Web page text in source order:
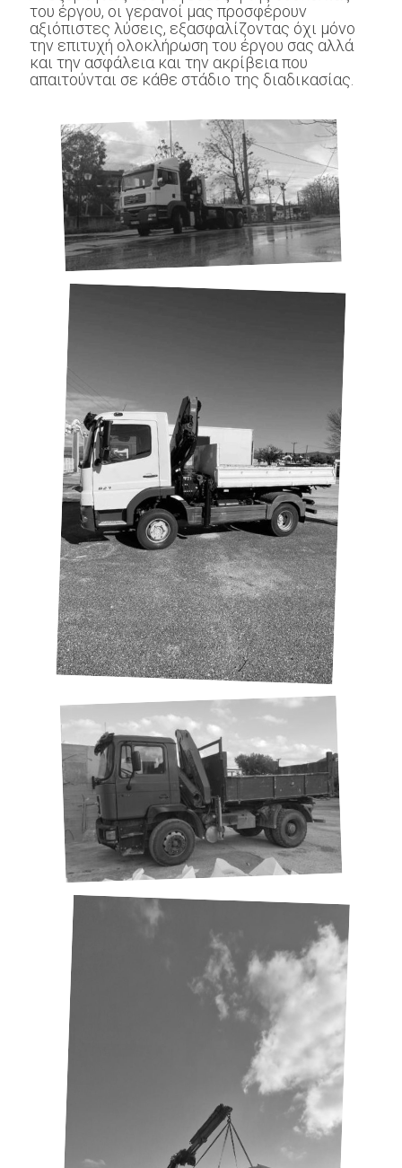
του έργου, οι γερανοί μας προσφέρουν
αξιόπιστες λύσεις, εξασφαλίζοντας όχι μόνο
την επιτυχή ολοκλήρωση του έργου σας αλλά
και την ασφάλεια και την ακρίβεια που
απαιτούνται σε κάθε στάδιο της διαδικασίας.